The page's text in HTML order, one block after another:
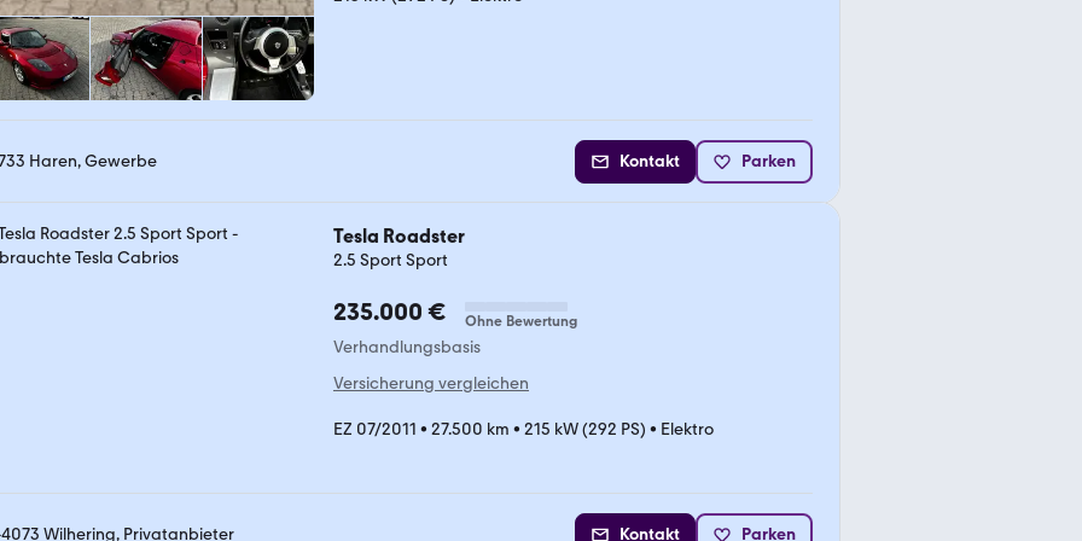
Haren, Gewerbe Kontakt Parken
Tesla Roadster
2.5 Sport Sport
235.000 € Ohne Bewertung
Verhandlungsbasis
Versicherung vergleichen
EZ 07/2011 • 27.500 km • 215 kW (292 PS) • Elektro
4073 Wilhering, Privatanbieter Kontakt Parken